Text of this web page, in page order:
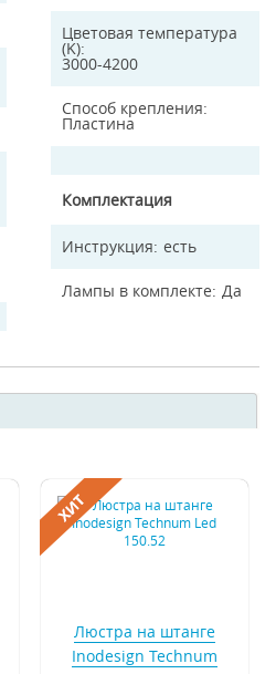
Цветовая температура
(K)
3000-4200
Способ крепления
Пластина
Комплектация
Инструкция есть
Лампы в комплекте Да
Люстра на штанге
Inodesign Technum